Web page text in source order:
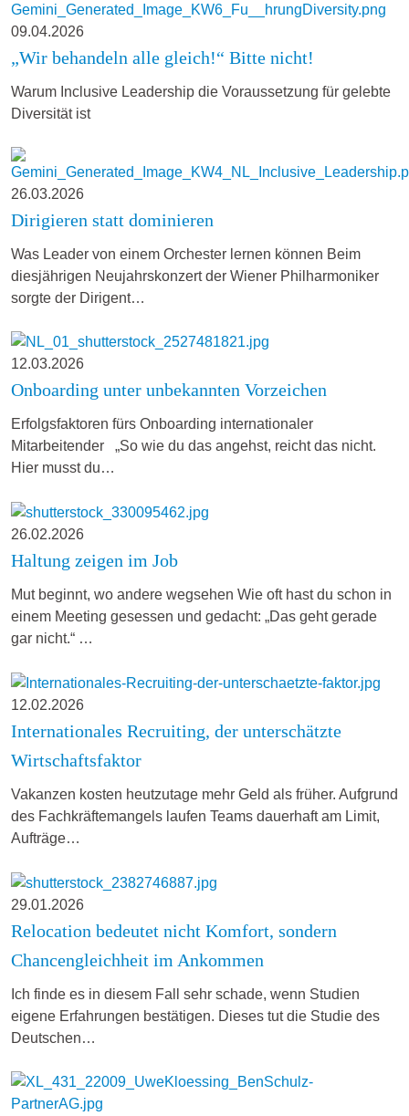
09.04.2026
„Wir behandeln alle gleich!“ Bitte nicht!
Warum Inclusive Leadership die Voraussetzung für gelebte
Diversität ist
26.03.2026
Dirigieren statt dominieren
Was Leader von einem Orchester lernen können Beim
diesjährigen Neujahrskonzert der Wiener Philharmoniker
sorgte der Dirigent…
12.03.2026
Onboarding unter unbekannten Vorzeichen
Erfolgsfaktoren fürs Onboarding internationaler
Mitarbeitender „So wie du das angehst, reicht das nicht.
Hier musst du…
26.02.2026
Haltung zeigen im Job
Mut beginnt, wo andere wegsehen Wie oft hast du schon in
einem Meeting gesessen und gedacht: „Das geht gerade
gar nicht.“ …
12.02.2026
Internationales Recruiting, der unterschätzte
Wirtschaftsfaktor
Vakanzen kosten heutzutage mehr Geld als früher. Aufgrund
des Fachkräftemangels laufen Teams dauerhaft am Limit,
Aufträge…
29.01.2026
Relocation bedeutet nicht Komfort, sondern
Chancengleichheit im Ankommen
Ich finde es in diesem Fall sehr schade, wenn Studien
eigene Erfahrungen bestätigen. Dieses tut die Studie des
Deutschen…